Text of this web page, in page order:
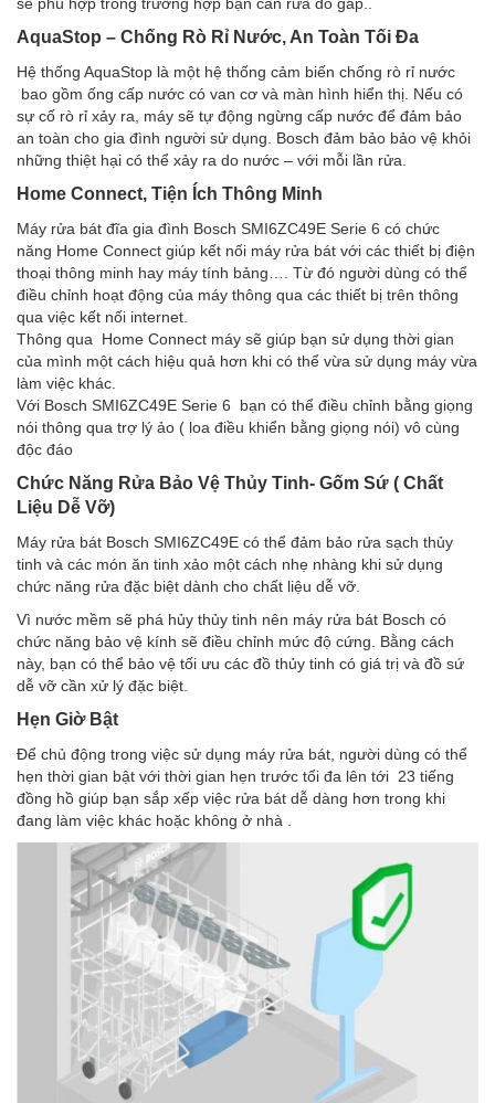
AquaStop – Chống Rò Rỉ Nước, An Toàn Tối Đa
Hệ thống AquaStop là một hệ thống cảm biến chống rò rỉ nước
bao gồm ống cấp nước có van cơ và màn hình hiển thị. Nếu có
sự cố rò rỉ xảy ra, máy sẽ tự động ngừng cấp nước để đảm bảo
an toàn cho gia đình người sử dụng. Bosch đảm bảo bảo vệ khỏi
những thiệt hại có thể xảy ra do nước – với mỗi lần rửa.
Home Connect, Tiện Ích Thông Minh
Máy rửa bát đĩa gia đình Bosch SMI6ZC49E Serie 6 có chức
năng Home Connect giúp kết nối máy rửa bát với các thiết bị điện
thoại thông minh hay máy tính bảng…. Từ đó người dùng có thể
điều chỉnh hoạt động của máy thông qua các thiết bị trên thông
qua việc kết nối internet.
Thông qua Home Connect máy sẽ giúp bạn sử dụng thời gian
của mình một cách hiệu quả hơn khi có thể vừa sử dụng máy vừa
làm việc khác.
Với Bosch SMI6ZC49E Serie 6 bạn có thể điều chỉnh bằng giọng
nói thông qua trợ lý ảo ( loa điều khiển bằng giọng nói) vô cùng
độc đáo
Chức Năng Rửa Bảo Vệ Thủy Tinh- Gốm Sứ ( Chất
Liệu Dễ Vỡ)
Máy rửa bát Bosch SMI6ZC49E có thể đảm bảo rửa sạch thủy
tinh và các món ăn tinh xảo một cách nhẹ nhàng khi sử dụng
chức năng rửa đặc biệt dành cho chất liệu dễ vỡ.
Vì nước mềm sẽ phá hủy thủy tinh nên máy rửa bát Bosch có
chức năng bảo vệ kính sẽ điều chỉnh mức độ cứng. Bằng cách
này, bạn có thể bảo vệ tối ưu các đồ thủy tinh có giá trị và đồ sứ
dễ vỡ cần xử lý đặc biệt.
Hẹn Giờ Bật
Để chủ động trong việc sử dụng máy rửa bát, người dùng có thể
hẹn thời gian bật với thời gian hẹn trước tối đa lên tới 23 tiếng
đồng hồ giúp bạn sắp xếp việc rửa bát dễ dàng hơn trong khi
đang làm việc khác hoặc không ở nhà .